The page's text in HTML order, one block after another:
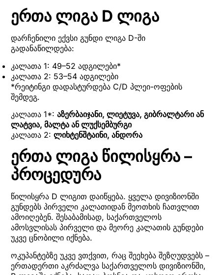
ერთა ლიგა D ლიგა
დარჩენილი ექვსი გუნდი ლიგა D-ში
გადანაწილდება:
კალათა 1: 49–52 ადგილები*
კალათა 2: 53–54 ადგილები
*რეიტინგი დადასტურდება C/D პლეი-ოფების
შემდეგ.
კალათა 1*: აზერბაიჯანი, ლიეტუვა, გიბრალტარი ან
ლატვია, მალტა ან ლუქსემბურგი
კალათა 2: ლიხტენშტაინი, ანდორა
ერთა ლიგა წილისყრა –
პროცედურა
წილისყრა D ლიგით დაიწყება. ყველა დივიზიონში
გუნდებს პირველი კალათიდან მეოთხის ჩათვლით
ამოიღებენ. შესაბამისად, საქართველოს
ამოსვლისას პირველი და მეორე კალათის გუნდები
უკვე ცნობილი იქნება.
ოკუპანტებზე უკვე ვთქვით, რაც შეეხება შეზღუდვებს –
ერთადერთი აკრძალვა საქართველოს დივიზიონში,